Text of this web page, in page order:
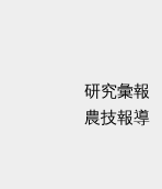
研究彙報
農技報導